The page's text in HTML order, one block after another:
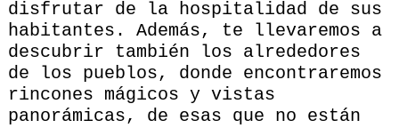
disfrutar de la hospitalidad de sus
habitantes. Además, te llevaremos a
descubrir también los alrededores
de los pueblos, donde encontraremos
rincones mágicos y vistas
panorámicas, de esas que no están